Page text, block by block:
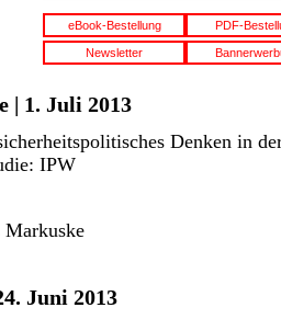
eBook-Bestellung PDF-
Newsletter
| 1. Juli 2013
Denken in
IPW
Markuske
Juni 2013